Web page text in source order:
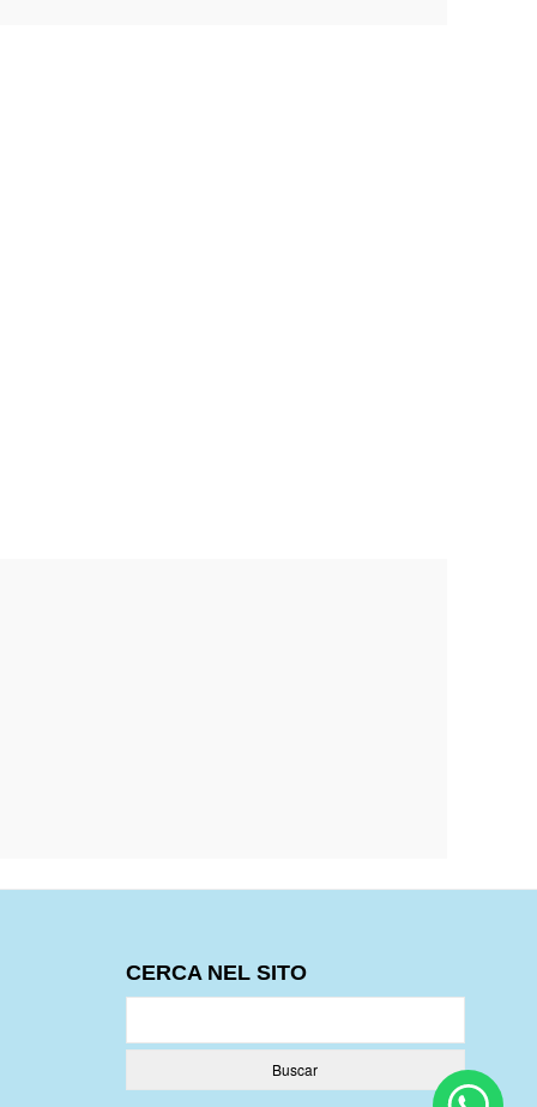
CERCA NEL SITO